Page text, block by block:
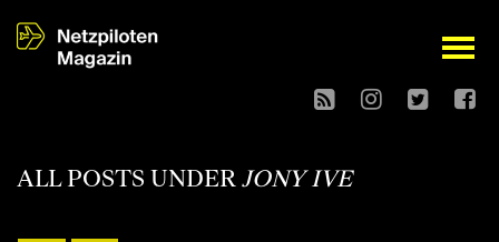
open
ALL POSTS UNDERJONY IVE